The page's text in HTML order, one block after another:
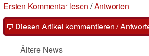
Ersten Kommentar lesen /Antworten
Diesen Artikel kommentieren /
Ältere News